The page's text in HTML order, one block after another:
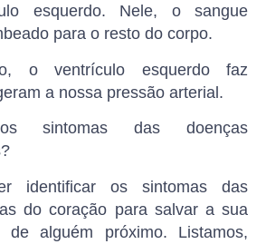
esquerdo. Nele, o sangue
para o resto do corpo.
o ventrículo esquerdo faz
a nossa pressão arterial.
sintomas das doenças
identificar os sintomas das
do coração para salvar a sua
alguém próximo. Listamos,